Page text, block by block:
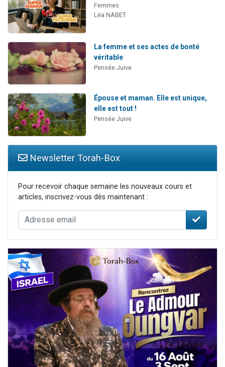
Femmes
Léa NABET
La femme et ses actes de bonté
véritable
Pensée Juive
Épouse et maman. Elle est unique,
elle est tout !
Pensée Juive
Newsletter Torah-Box
Pour recevoir chaque semaine les nouveaux cours et
articles, inscrivez-vous dès maintenant :